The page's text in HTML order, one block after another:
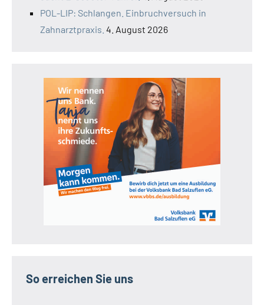
POL-LIP: Schlangen. Einbruchversuch in
Zahnarztpraxis. 4. August 2026
So erreichen Sie uns